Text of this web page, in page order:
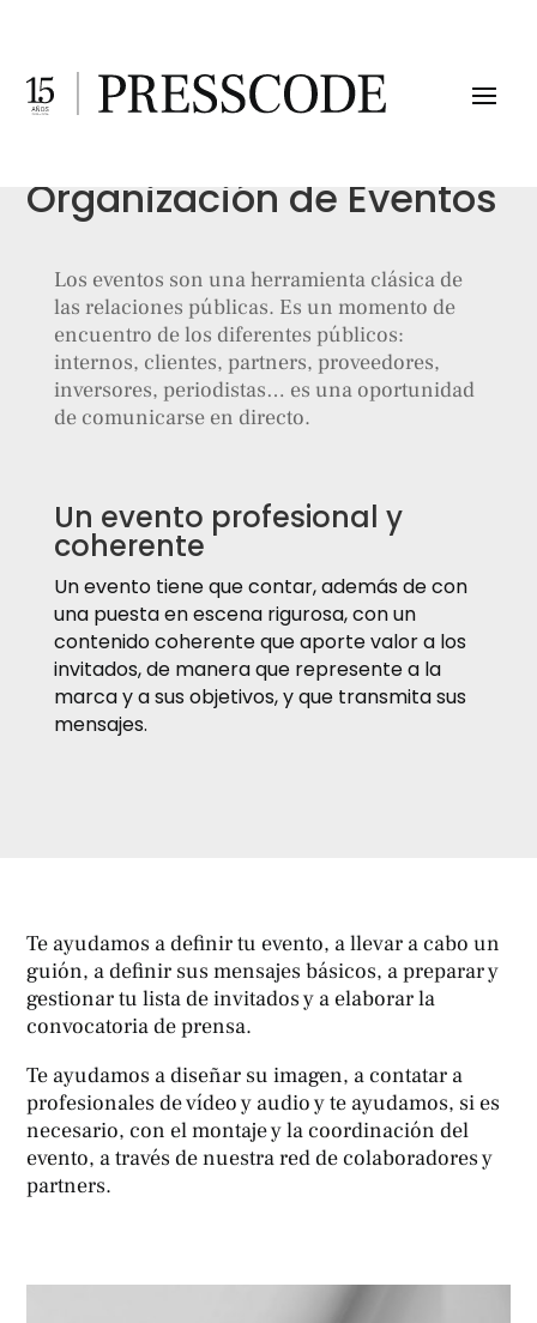
Organización de Eventos
Los eventos son una herramienta clásica de
las relaciones públicas. Es un momento de
encuentro de los diferentes públicos:
internos, clientes, partners, proveedores,
inversores, periodistas… es una oportunidad
de comunicarse en directo.
Un evento profesional y
coherente
Un evento tiene que contar, además de con
una puesta en escena rigurosa, con un
contenido coherente que aporte valor a los
invitados, de manera que represente a la
marca y a sus objetivos, y que transmita sus
mensajes.
Te ayudamos a definir tu evento, a llevar a cabo un
guión, a definir sus mensajes básicos, a preparar y
gestionar tu lista de invitados y a elaborar la
convocatoria de prensa.
Te ayudamos a diseñar su imagen, a contatar a
profesionales de vídeo y audio y te ayudamos, si es
necesario, con el montaje y la coordinación del
evento, a través de nuestra red de colaboradores y
partners.